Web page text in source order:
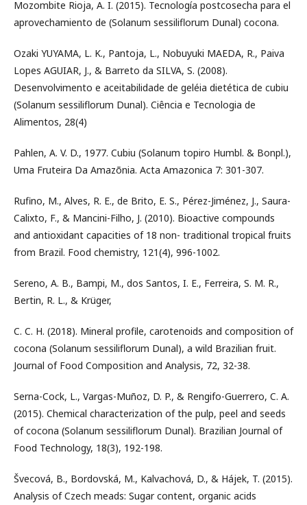
Mozombite Rioja, A. I. (2015). Tecnología postcosecha para el
aprovechamiento de (Solanum sessiliflorum Dunal) cocona.
Ozaki YUYAMA, L. K., Pantoja, L., Nobuyuki MAEDA, R., Paiva
Lopes AGUIAR, J., & Barreto da SILVA, S. (2008).
Desenvolvimento e aceitabilidade de geléia dietética de cubiu
(Solanum sessiliflorum Dunal). Ciência e Tecnologia de
Alimentos, 28(4)
Pahlen, A. V. D., 1977. Cubiu (Solanum topiro Humbl. & Bonpl.),
Uma Fruteira Da Amazõnia. Acta Amazonica 7: 301-307.
Rufino, M., Alves, R. E., de Brito, E. S., Pérez-Jiménez, J., Saura-
Calixto, F., & Mancini-Filho, J. (2010). Bioactive compounds
and antioxidant capacities of 18 non- traditional tropical fruits
from Brazil. Food chemistry, 121(4), 996-1002.
Sereno, A. B., Bampi, M., dos Santos, I. E., Ferreira, S. M. R.,
Bertin, R. L., & Krüger,
C. C. H. (2018). Mineral profile, carotenoids and composition of
cocona (Solanum sessiliflorum Dunal), a wild Brazilian fruit.
Journal of Food Composition and Analysis, 72, 32-38.
Serna-Cock, L., Vargas-Muñoz, D. P., & Rengifo-Guerrero, C. A.
(2015). Chemical characterization of the pulp, peel and seeds
of cocona (Solanum sessiliflorum Dunal). Brazilian Journal of
Food Technology, 18(3), 192-198.
Švecová, B., Bordovská, M., Kalvachová, D., & Hájek, T. (2015).
Analysis of Czech meads: Sugar content, organic acids